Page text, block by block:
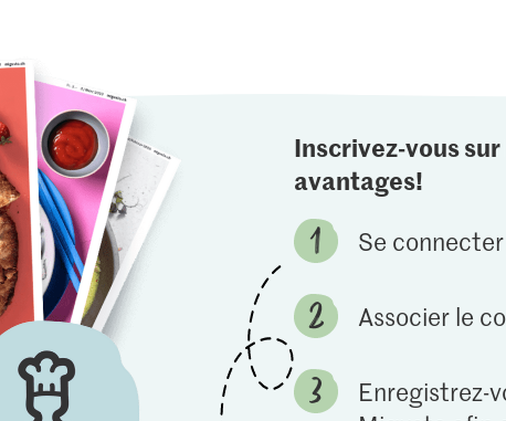
Inscrivez-vous
avantages!
Se
Associer le
Enregistrez-